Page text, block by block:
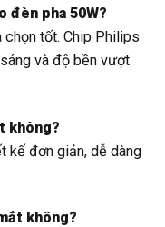
đèn pha 50W?
chọn tốt. Chip Philips
và độ bền vượt
không?
kế đơn giản, dễ dàng
không?